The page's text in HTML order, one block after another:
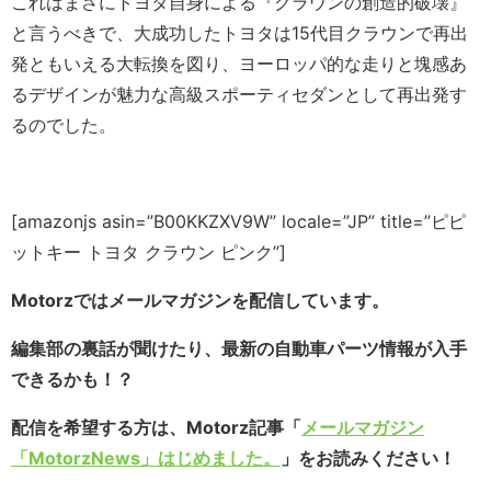
と言うべきで、大成功したトヨタは15代目クラウンで再出
発ともいえる大転換を図り、ヨーロッパ的な走りと塊感あ
るデザインが魅力な高級スポーティセダンとして再出発す
るのでした。
[amazonjs asin=”B00KKZXV9W” locale=”JP” title=”ピピ
ットキー トヨタ クラウン ピンク”]
Motorzではメールマガジンを配信しています。
編集部の裏話が聞けたり、最新の自動車パーツ情報が入手
できるかも！？
配信を希望する方は、Motorz記事「メールマガジン
「MotorzNews」はじめました。
」をお読みください！